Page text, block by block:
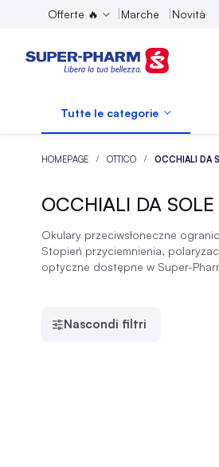
Offerte 🔥 Marche Novità
Tutte le categorie
HOMEPAGE OTTICO OCCHIALI DA
OCCHIALI DA SOLE
Okulary przeciwsłoneczne
Stopień przyciemnienia,
optyczne dostępne w Super-
Nascondi filtri